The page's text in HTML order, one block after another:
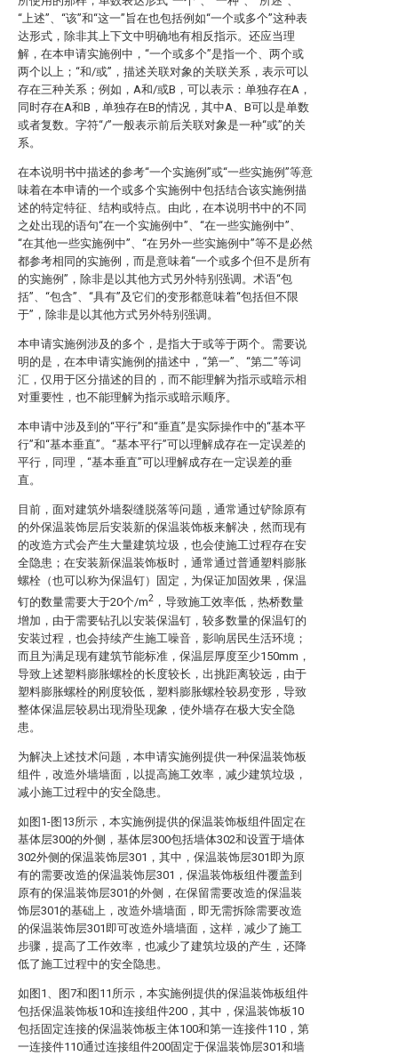
“上述”、“该”和“这一”旨在也包括例如“一个或多个”这种表
达形式，除非其上下文中明确地有相反指示。还应当理
解，在本申请实施例中，“一个或多个”是指一个、两个或
两个以上；“和/或”，描述关联对象的关联关系，表示可以
存在三种关系；例如，A和/或B，可以表示：单独存在A，
同时存在A和B，单独存在B的情况，其中A、B可以是单数
或者复数。字符“/”一般表示前后关联对象是一种“或”的关
系。
在本说明书中描述的参考“一个实施例”或“一些实施例”等意
味着在本申请的一个或多个实施例中包括结合该实施例描
述的特定特征、结构或特点。由此，在本说明书中的不同
之处出现的语句“在一个实施例中”、“在一些实施例中”、
“在其他一些实施例中”、“在另外一些实施例中”等不是必然
都参考相同的实施例，而是意味着“一个或多个但不是所有
的实施例”，除非是以其他方式另外特别强调。术语“包
括”、“包含”、“具有”及它们的变形都意味着“包括但不限
于”，除非是以其他方式另外特别强调。
本申请实施例涉及的多个，是指大于或等于两个。需要说
明的是，在本申请实施例的描述中，“第一”、“第二”等词
汇，仅用于区分描述的目的，而不能理解为指示或暗示相
对重要性，也不能理解为指示或暗示顺序。
本申请中涉及到的“平行”和“垂直”是实际操作中的“基本平
行”和“基本垂直”。“基本平行”可以理解成存在一定误差的
平行，同理，“基本垂直”可以理解成存在一定误差的垂
直。
目前，面对建筑外墙裂缝脱落等问题，通常通过铲除原有
的外保温装饰层后安装新的保温装饰板来解决，然而现有
的改造方式会产生大量建筑垃圾，也会使施工过程存在安
全隐患；在安装新保温装饰板时，通常通过普通塑料膨胀
螺栓（也可以称为保温钉）固定，为保证加固效果，保温
钉的数量需要大于20个/m2 ，导致施工效率低，热桥数量
增加，由于需要钻孔以安装保温钉，较多数量的保温钉的
安装过程，也会持续产生施工噪音，影响居民生活环境；
而且为满足现有建筑节能标准，保温层厚度至少150mm，
导致上述塑料膨胀螺栓的长度较长，出挑距离较远，由于
塑料膨胀螺栓的刚度较低，塑料膨胀螺栓较易变形，导致
整体保温层较易出现滑坠现象，使外墙存在极大安全隐
患。
为解决上述技术问题，本申请实施例提供一种保温装饰板
组件，改造外墙墙面，以提高施工效率，减少建筑垃圾，
减小施工过程中的安全隐患。
如图1-图13所示，本实施例提供的保温装饰板组件固定在
基体层300的外侧，基体层300包括墙体302和设置于墙体
302外侧的保温装饰层301，其中，保温装饰层301即为原
有的需要改造的保温装饰层301，保温装饰板组件覆盖到
原有的保温装饰层301的外侧，在保留需要改造的保温装
饰层301的基础上，改造外墙墙面，即无需拆除需要改造
的保温装饰层301即可改造外墙墙面，这样，减少了施工
步骤，提高了工作效率，也减少了建筑垃圾的产生，还降
低了施工过程中的安全隐患。
如图1、图7和图11所示，本实施例提供的保温装饰板组件
包括保温装饰板10和连接组件200，其中，保温装饰板10
包括固定连接的保温装饰板主体100和第一连接件110，第
一连接件110通过连接组件200固定于保温装饰层301和墙